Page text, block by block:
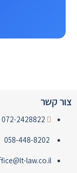
צור קשר
072-2428822
058-448-8202
law.co.il